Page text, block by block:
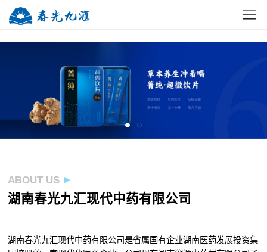
ABOUT US
湖南春光九汇现代中药有限公司
湖南春光九汇现代中药有限公司是省属国有企业湖南医药发展投资集